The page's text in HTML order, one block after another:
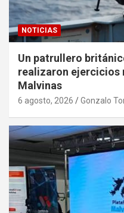
NOTICIAS
Un patrullero
realizaron ejercicios
Malvinas
6 agosto, 2026 Gonzalo